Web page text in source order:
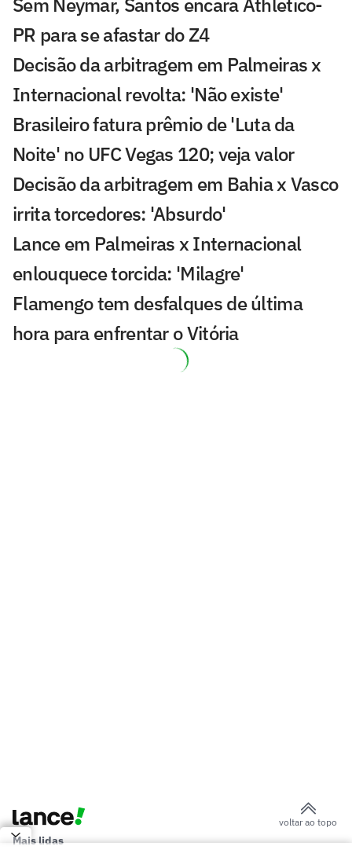
PR para se afastar do Z4
Decisão da arbitragem em Palmeiras x
Internacional revolta: 'Não existe'
Brasileiro fatura prêmio de 'Luta da
Noite' no UFC Vegas 120; veja valor
Decisão da arbitragem em Bahia x Vasco
irrita torcedores: 'Absurdo'
Lance em Palmeiras x Internacional
enlouquece torcida: 'Milagre'
Flamengo tem desfalques de última
hora para enfrentar o Vitória
voltar ao topo
Mais lidas